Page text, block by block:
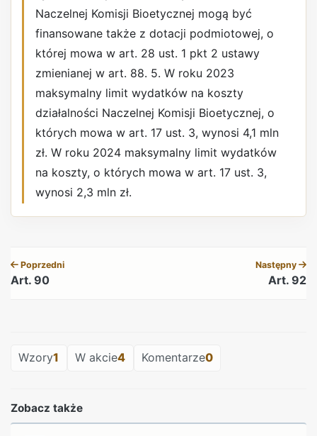
Naczelnej Komisji Bioetycznej mogą być
finansowane także z dotacji podmiotowej, o
której mowa w art. 28 ust. 1 pkt 2 ustawy
zmienianej w art. 88. 5. W roku 2023
maksymalny limit wydatków na koszty
działalności Naczelnej Komisji Bioetycznej, o
których mowa w art. 17 ust. 3, wynosi 4,1 mln
zł. W roku 2024 maksymalny limit wydatków
na koszty, o których mowa w art. 17 ust. 3,
wynosi 2,3 mln zł.
Poprzedni
Art. 90
Następny
Art. 92
Wzory1 W akcie4 Komentarze0
Zobacz także